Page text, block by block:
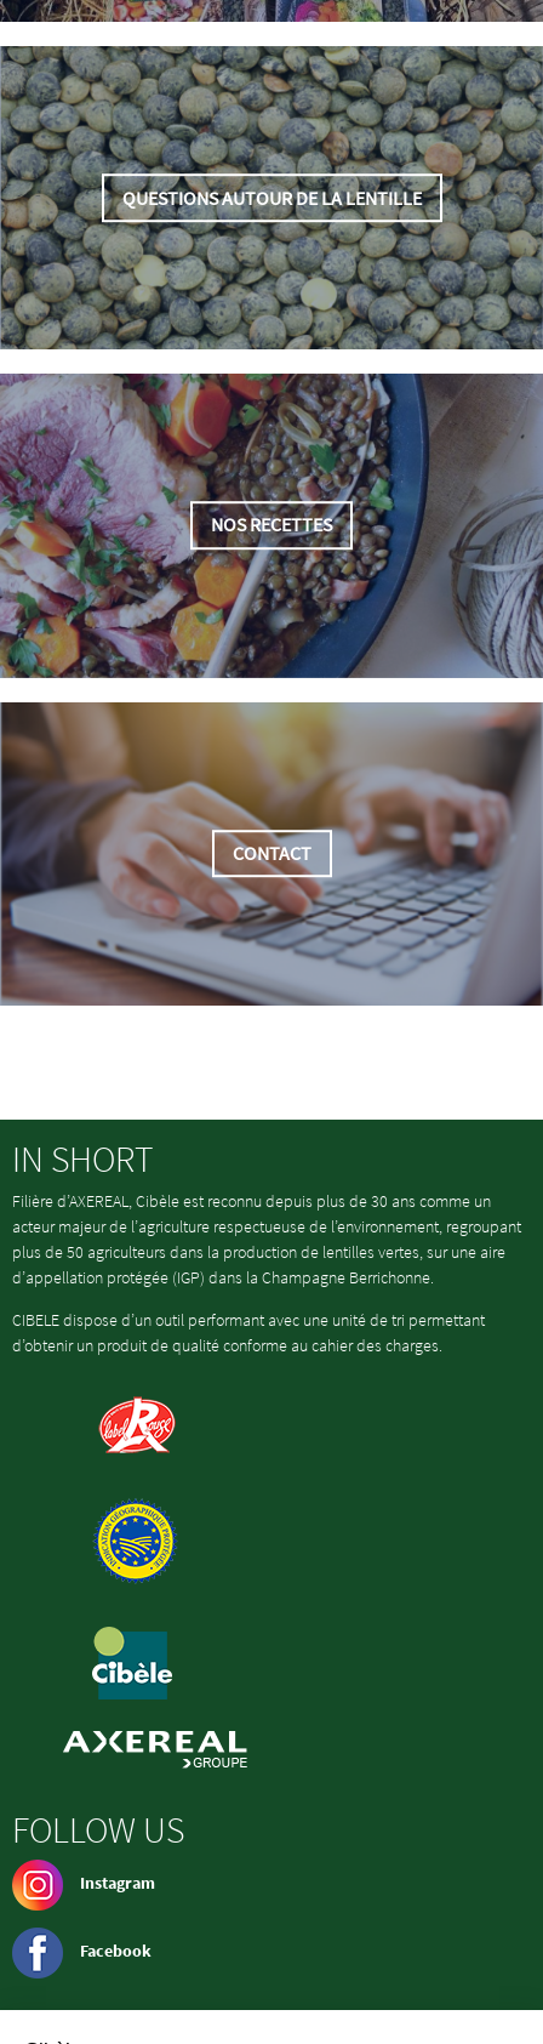
QUESTIONS AUTOUR DE LA LENTILLE
NOS RECETTES
CONTACT
IN SHORT
Filière d’AXEREAL, Cibèle est reconnu depuis plus de 30 ans comme un
acteur majeur de l’agriculture respectueuse de l’environnement, regroupant
plus de 50 agriculteurs dans la production de lentilles vertes, sur une aire
d’appellation protégée (IGP) dans la Champagne Berrichonne.
CIBELE dispose d’un outil performant avec une unité de tri permettant
d’obtenir un produit de qualité conforme au cahier des charges.
FOLLOW US
Instagram
Facebook